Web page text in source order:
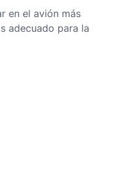
en el avión más
adecuado para la